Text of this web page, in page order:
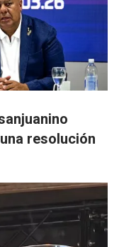
resolución